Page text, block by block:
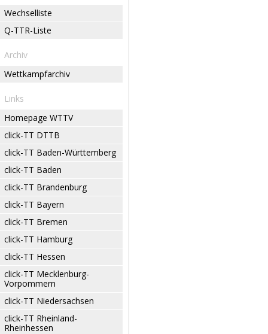
Wechselliste
Q-TTR-Liste
Archiv
Wettkampfarchiv
Links
Homepage WTTV
click-TT DTTB
click-TT Baden-Württemberg
click-TT Baden
click-TT Brandenburg
click-TT Bayern
click-TT Bremen
click-TT Hamburg
click-TT Hessen
click-TT Mecklenburg-
Vorpommern
click-TT Niedersachsen
click-TT Rheinland-
Rheinhessen